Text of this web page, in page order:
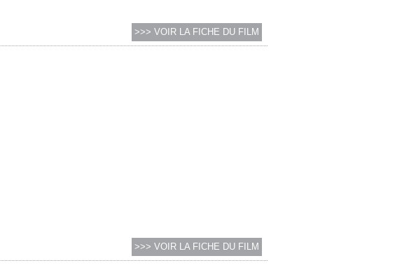
>>> VOIR LA FICHE DU FILM
>>> VOIR LA FICHE DU FILM